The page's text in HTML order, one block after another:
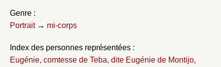
Genre :
Portrait→ mi-corps
Index des personnes représentées :
Eugénie, comtesse de Teba, dite Eugénie de Montijo,